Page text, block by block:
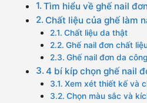
Tìm hiểu về ghế nail đơn
Chất liệu của ghế làm
Chất liệu da thật
Ghế nail đơn chất
Ghế nail đơn da
4 bí kíp chọn ghế nail
Xem xét thiết kế và
Chọn màu sắc và